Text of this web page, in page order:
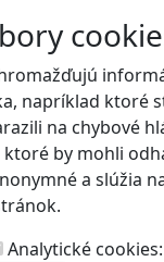
napríklad ktoré
na chybové
by mohli
a slúžia
Analytické cookies: